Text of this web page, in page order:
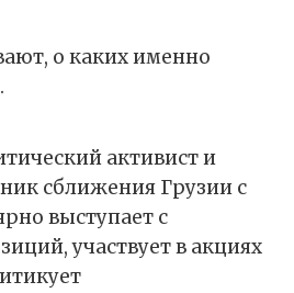
о каких именно
активист и
сближения Грузии с
выступает с
участвует в акциях